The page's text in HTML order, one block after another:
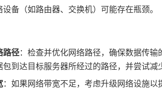
设备（如路由器、交换机）可能存在瓶颈。
路径：检查并优化网络路径，确保数据传输
包到达目标服务器所经过的路径，并尝试减
：如果网络带宽不足，考虑升级网络设施以